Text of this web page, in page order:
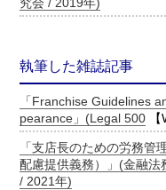
執筆した雑誌記事
「Franchise Guidelines
pearance」(Legal 500
「支店長のための労務管
配慮提供義務）」(金融法
/ 2021年)